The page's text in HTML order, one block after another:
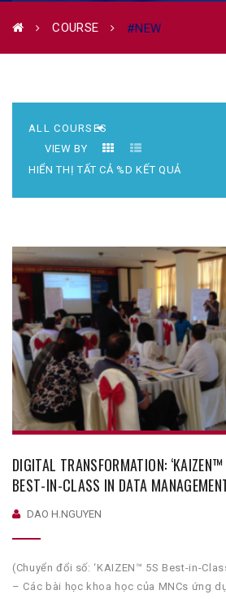
COURSE #NEW
VIEW BY
HIỂN THỊ TẤT CẢ %D KẾT QUẢ
DIGITAL TRANSFORMATION:
BEST-IN-CLASS IN DATA
DAO H.NGUYEN
(Chuyển đổi số: ‘KAIZEN™ 5S Best-in-
– Các bài học khoa học của MNCs ứng